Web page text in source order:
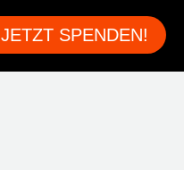
JETZT SPENDEN!